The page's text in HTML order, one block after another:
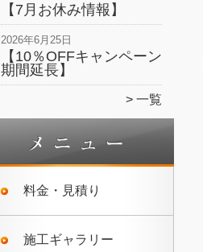
【7月お休み情報】
2026年6月25日
【10％OFFキャンペーン
期間延長】
一覧
料金・見積り
施工ギャラリー